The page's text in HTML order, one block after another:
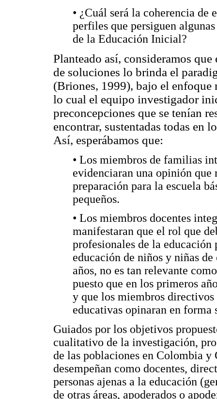
• ¿Cuál será la coherencia de
perfiles que persiguen
de la Educación Inicial?
Planteado así, consideramos
de soluciones lo brinda el
(Briones, 1999), bajo el
lo cual el equipo investigador
preconcepciones que se tenían
encontrar, sustentadas todas en
Así, esperábamos que:
• Los miembros de familias
evidenciaran una opinión
preparación para la escuela
pequeños.
• Los miembros docentes
manifestaran que el rol que
profesionales de la
educación de niños y niñas
años, no es tan relevante
puesto que en los primeros
y que los miembros
educativas opinaran en forma
Guiados por los objetivos
cualitativo de la investigación,
de las poblaciones en Colombia
desempeñan como docentes,
personas ajenas a la educación
de otras áreas, apoderados o